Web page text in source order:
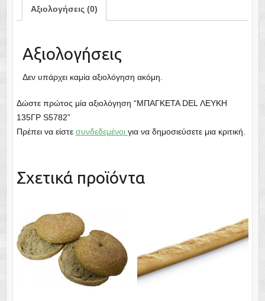
Αξιολογήσεις (0)
Αξιολογήσεις
Δεν υπάρχει καμία αξιολόγηση ακόμη.
Δώστε πρώτος μία αξιολόγηση “ΜΠΑΓΚΕΤΑ DEL ΛΕΥΚΗ
135ΓΡ S5782”
Πρέπει να είστε συνδεδεμένοι για να δημοσιεύσετε μια κριτική.
Σχετικά προϊόντα